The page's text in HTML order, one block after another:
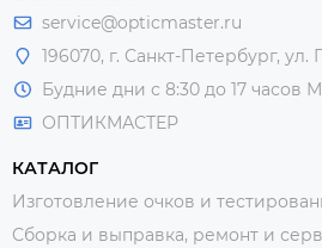
service@opticmaster.ru
196070, г. Санкт-Петербург, ул.
Будние дни с 8:30 до 17 часов
ОПТИКМАСТЕР
КАТАЛОГ
Изготовление очков и
Сборка и выправка, ремонт и